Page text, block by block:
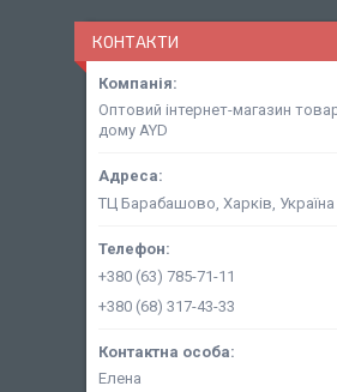
КОНТАКТИ
Оптовий інтернет-магазин
дому AYD
ТЦ Барабашово, Харків, Україна
+380 (63) 785-71-11
+380 (68) 317-43-33
Елена